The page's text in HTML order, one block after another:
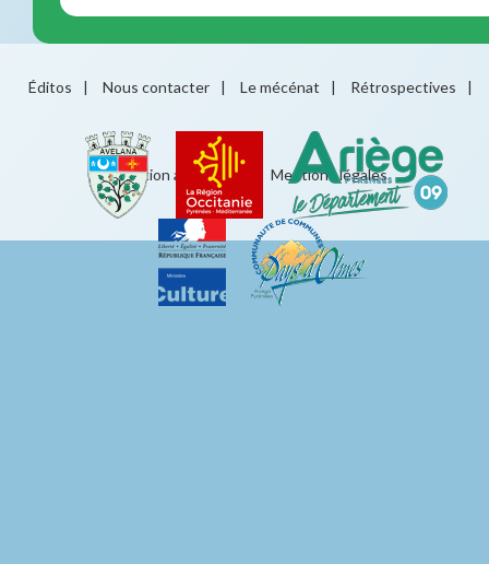
Éditos | Nous contacter | Le mécénat | Rétrospectives |
Éducation artistique Mentions légales